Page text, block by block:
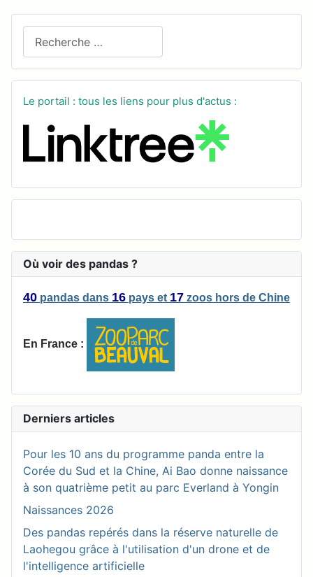
Le portail : tous les liens pour plus d'actus :
Où voir des pandas ?
40 pandas dans 16 pays et 17 zoos hors de Chine
En France :
Derniers articles
Pour les 10 ans du programme panda entre la
Corée du Sud et la Chine, Ai Bao donne naissance
à son quatrième petit au parc Everland à Yongin
Naissances 2026
Des pandas repérés dans la réserve naturelle de
Laohegou grâce à l'utilisation d'un drone et de
l'intelligence artificielle